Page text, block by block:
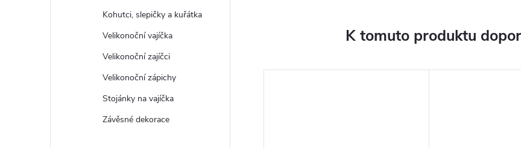
Kohutci, slepičky a kuřátka
Velikonoční vajíčka
Velikonoční zajíčci
Velikonoční zápichy
Stojánky na vajíčka
Závěsné dekorace
K tomuto produktu